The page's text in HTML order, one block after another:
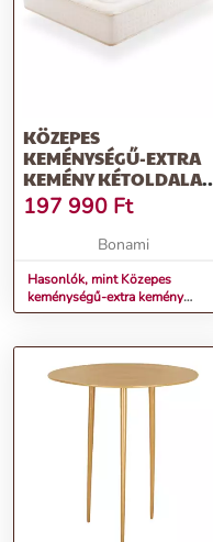
KÖZEPES
KEMÉNYSÉGŰ-EXTRA
KEMÉNY KÉTOLDALAS
HAB MATRAC 80X200
CM REGAL SUPREME –
197 990 Ft
Bonami
Hasonlók, mint Közepes
keménységű-extra kemény
kétoldalas hab matrac 80x200